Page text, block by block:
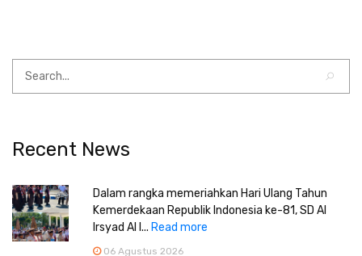
Recent News
Dalam rangka memeriahkan Hari Ulang Tahun
Kemerdekaan Republik Indonesia ke-81, SD Al
Irsyad Al I... Read more
06 Agustus 2026